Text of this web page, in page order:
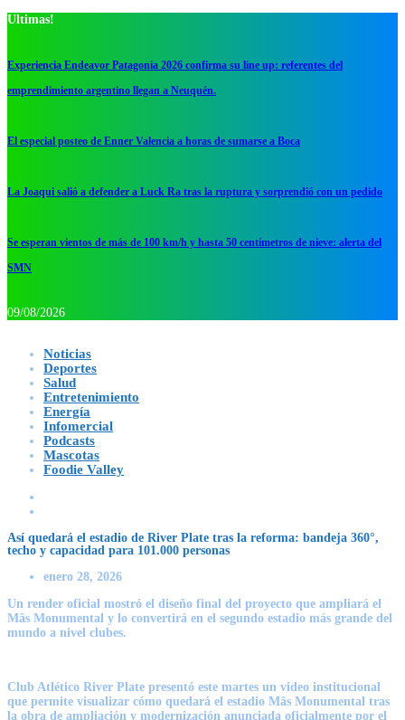
Ultimas!
Experiencia Endeavor Patagonia 2026 confirma su line up: referentes del
emprendimiento argentino llegan a Neuquén.
El especial posteo de Enner Valencia a horas de sumarse a Boca
La Joaqui salió a defender a Luck Ra tras la ruptura y sorprendió con un pedido
Se esperan vientos de más de 100 km/h y hasta 50 centímetros de nieve: alerta del
SMN
09/08/2026
Noticias
Deportes
Salud
Entretenimiento
Energía
Infomercial
Podcasts
Mascotas
Foodie Valley
Así quedará el estadio de River Plate tras la reforma: bandeja 360°,
techo y capacidad para 101.000 personas
enero 28, 2026
Un render oficial mostró el diseño final del proyecto que ampliará el
Mâs Monumental y lo convertirá en el segundo estadio más grande del
mundo a nivel clubes.
Club Atlético River Plate presentó este martes un video institucional
que permite visualizar cómo quedará el estadio Mâs Monumental tras
la obra de ampliación y modernización anunciada oficialmente por el